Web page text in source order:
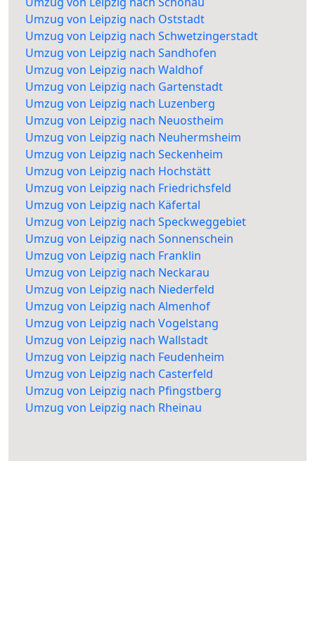
Umzug von Leipzig nach Oststadt
Umzug von Leipzig nach Schwetzingerstadt
Umzug von Leipzig nach Sandhofen
Umzug von Leipzig nach Waldhof
Umzug von Leipzig nach Gartenstadt
Umzug von Leipzig nach Luzenberg
Umzug von Leipzig nach Neuostheim
Umzug von Leipzig nach Neuhermsheim
Umzug von Leipzig nach Seckenheim
Umzug von Leipzig nach Hochstätt
Umzug von Leipzig nach Friedrichsfeld
Umzug von Leipzig nach Käfertal
Umzug von Leipzig nach Speckweggebiet
Umzug von Leipzig nach Sonnenschein
Umzug von Leipzig nach Franklin
Umzug von Leipzig nach Neckarau
Umzug von Leipzig nach Niederfeld
Umzug von Leipzig nach Almenhof
Umzug von Leipzig nach Vogelstang
Umzug von Leipzig nach Wallstadt
Umzug von Leipzig nach Feudenheim
Umzug von Leipzig nach Casterfeld
Umzug von Leipzig nach Pfingstberg
Umzug von Leipzig nach Rheinau